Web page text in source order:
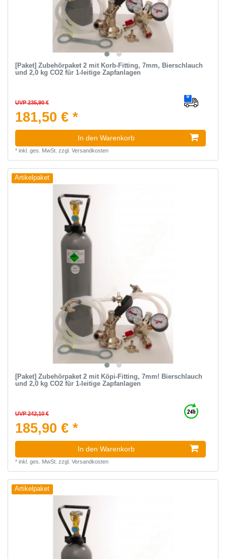
[Paket] Zubehörpaket 2 mit Korb-Fitting, 7mm, Bierschlauch
und 2,0 kg CO2 für 1-leitige Zapfanlagen
UVP 235,90 €
181,50 € *
In den Warenkorb
* inkl. ges. MwSt. zzgl. Versandkosten
Artikelpaket
[Paket] Zubehörpaket 2 mit Köpi-Fitting, 7mm! Bierschlauch
und 2,0 kg CO2 für 1-leitige Zapfanlagen
UVP 242,10 €
185,90 € *
In den Warenkorb
* inkl. ges. MwSt. zzgl. Versandkosten
Artikelpaket